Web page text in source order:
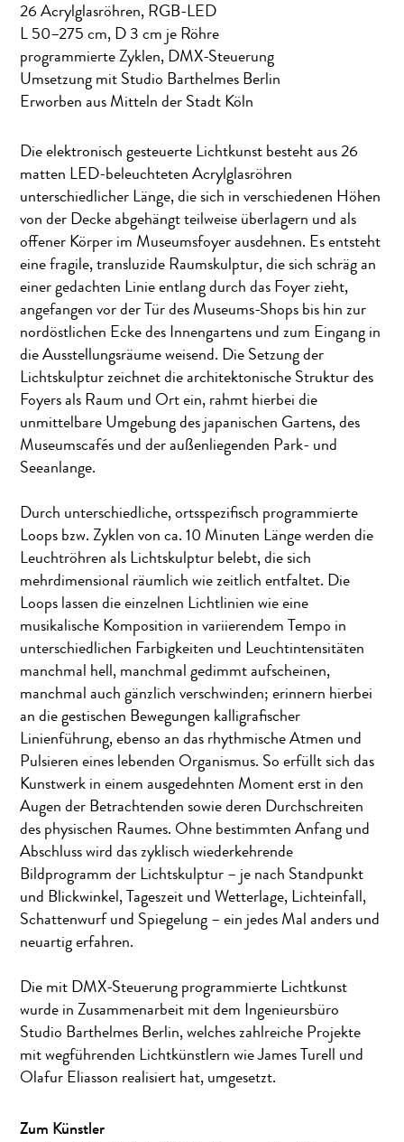
26 Acrylglasröhren, RGB-LED
L 50–275 cm, D 3 cm je Röhre
programmierte Zyklen, DMX-Steuerung
Umsetzung mit Studio Barthelmes Berlin
Erworben aus Mitteln der Stadt Köln
Die elektronisch gesteuerte Lichtkunst besteht aus 26
matten LED-beleuchteten Acrylglasröhren
unterschiedlicher Länge, die sich in verschiedenen Höhen
von der Decke abgehängt teilweise überlagern und als
offener Körper im Museumsfoyer ausdehnen. Es entsteht
eine fragile, transluzide Raumskulptur, die sich schräg an
einer gedachten Linie entlang durch das Foyer zieht,
angefangen vor der Tür des Museums-Shops bis hin zur
nordöstlichen Ecke des Innengartens und zum Eingang in
die Ausstellungsräume weisend. Die Setzung der
Lichtskulptur zeichnet die architektonische Struktur des
Foyers als Raum und Ort ein, rahmt hierbei die
unmittelbare Umgebung des japanischen Gartens, des
Museumscafés und der außenliegenden Park- und
Seeanlange.
Durch unterschiedliche, ortsspezifisch programmierte
Loops bzw. Zyklen von ca. 10 Minuten Länge werden die
Leuchtröhren als Lichtskulptur belebt, die sich
mehrdimensional räumlich wie zeitlich entfaltet. Die
Loops lassen die einzelnen Lichtlinien wie eine
musikalische Komposition in variierendem Tempo in
unterschiedlichen Farbigkeiten und Leuchtintensitäten
manchmal hell, manchmal gedimmt aufscheinen,
manchmal auch gänzlich verschwinden; erinnern hierbei
an die gestischen Bewegungen kalligrafischer
Linienführung, ebenso an das rhythmische Atmen und
Pulsieren eines lebenden Organismus. So erfüllt sich das
Kunstwerk in einem ausgedehnten Moment erst in den
Augen der Betrachtenden sowie deren Durchschreiten
des physischen Raumes. Ohne bestimmten Anfang und
Abschluss wird das zyklisch wiederkehrende
Bildprogramm der Lichtskulptur – je nach Standpunkt
und Blickwinkel, Tageszeit und Wetterlage, Lichteinfall,
Schattenwurf und Spiegelung – ein jedes Mal anders und
neuartig erfahren.
Die mit DMX-Steuerung programmierte Lichtkunst
wurde in Zusammenarbeit mit dem Ingenieursbüro
Studio Barthelmes Berlin, welches zahlreiche Projekte
mit wegführenden Lichtkünstlern wie James Turell und
Olafur Eliasson realisiert hat, umgesetzt.
Zum Künstler